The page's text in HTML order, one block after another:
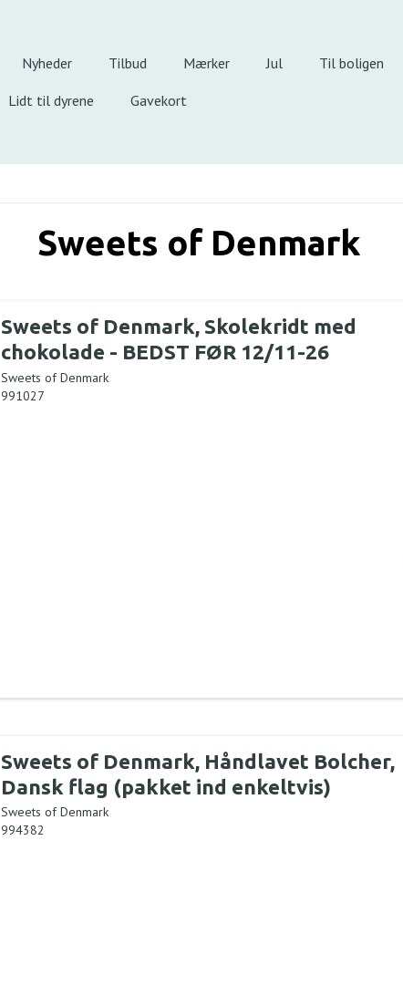
Nyheder Tilbud Mærker Jul Til boligen
Lidt til dyrene Gavekort
Sweets of Denmark
Sweets of Denmark, Skolekridt med
chokolade - BEDST FØR 12/11-26
Sweets of Denmark
991027
Sweets of Denmark, Håndlavet Bolcher,
Dansk flag (pakket ind enkeltvis)
Sweets of Denmark
994382